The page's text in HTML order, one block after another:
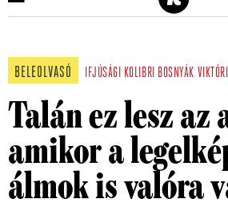
BELEOLVASÓ IFJÚSÁGI KOLIBRI BOSNYÁK
Talán ez lesz az
amikor a
álmok is valóra